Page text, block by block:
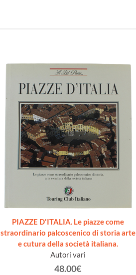
PIAZZE D'ITALIA. Le piazze come
straordinario palcoscenico di storia arte
e cutura della società italiana.
Autori vari
48.00€